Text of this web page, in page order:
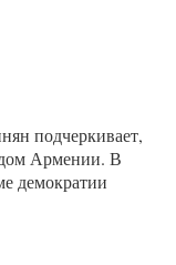
подчеркивает,
Армении. В
демократии